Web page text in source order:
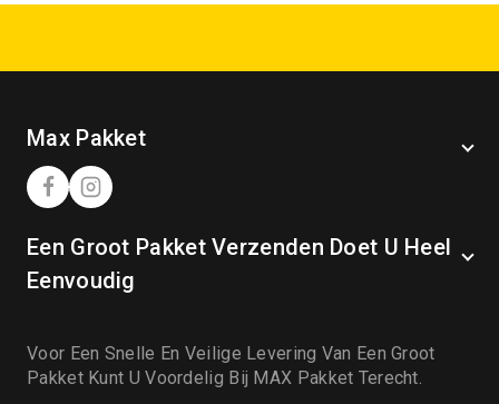
Max Pakket
Een Groot Pakket Verzenden Doet U Heel
Eenvoudig
Voor Een Snelle En Veilige Levering Van Een Groot
Pakket Kunt U Voordelig Bij MAX Pakket Terecht.